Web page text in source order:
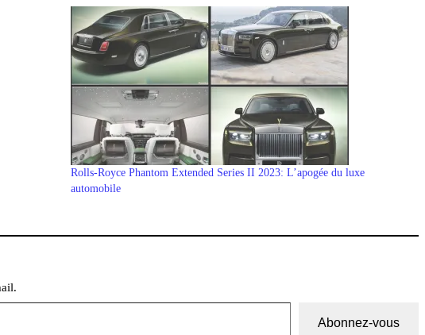
Rolls-Royce Phantom Extended Series II 2023: L’apogée du luxe
automobile
Abonnez-vous